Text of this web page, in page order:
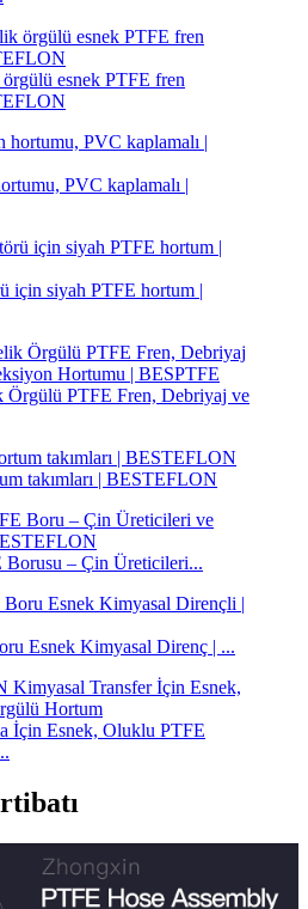
esnek PTFE fren
PVC kaplamalı |
için siyah PTFE hortum |
Örgülü PTFE Fren, Debriyaj ve
takımları | BESTEFLON
Borusu – Çin Üreticileri...
Esnek Kimyasal Direnç | ...
İçin Esnek, Oluklu PTFE